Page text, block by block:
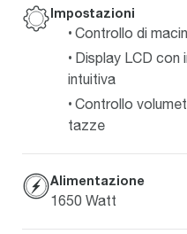
Impostazioni
Controllo di
Display LCD con
intuitiva
Controllo
tazze
Alimentazione
1650 Watt